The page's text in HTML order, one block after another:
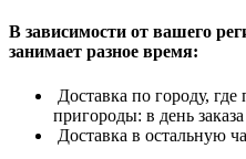
В зависимости от вашего
занимает разное время:
Доставка по городу,
пригороды: в день
Доставка в остальную